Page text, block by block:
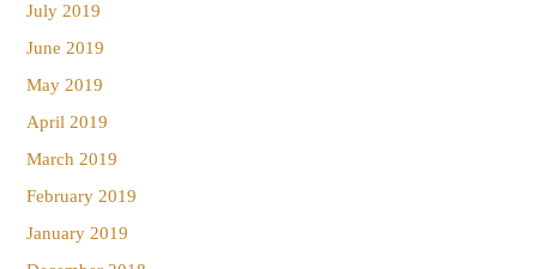
July 2019
June 2019
May 2019
April 2019
March 2019
February 2019
January 2019